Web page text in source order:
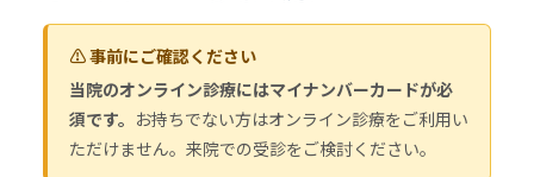
⚠️ 事前にご確認ください
当院のオンライン診療にはマイナンバーカードが必
須です。 お持ちでない方はオンライン診療をご利用い
ただけません。来院での受診をご検討ください。